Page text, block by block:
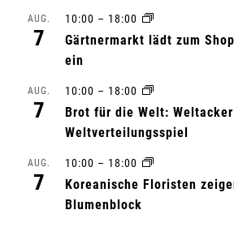
AUG.
7
10:00 – 18:00
Gärtnermarkt lädt zum
ein
AUG.
7
10:00 – 18:00
Brot für die Welt:
Weltverteilungsspiel
AUG.
7
10:00 – 18:00
Koreanische Floristen
Blumenblock